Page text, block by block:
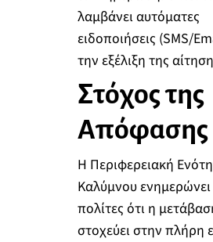
λαμβάνει αυτόματες
ειδοποιήσεις (SMS/
την εξέλιξη της
Στόχος της
Απόφασης
Η Περιφερειακή
Καλύμνου ενημερώνει
πολίτες ότι η
στοχεύει στην πλήρη